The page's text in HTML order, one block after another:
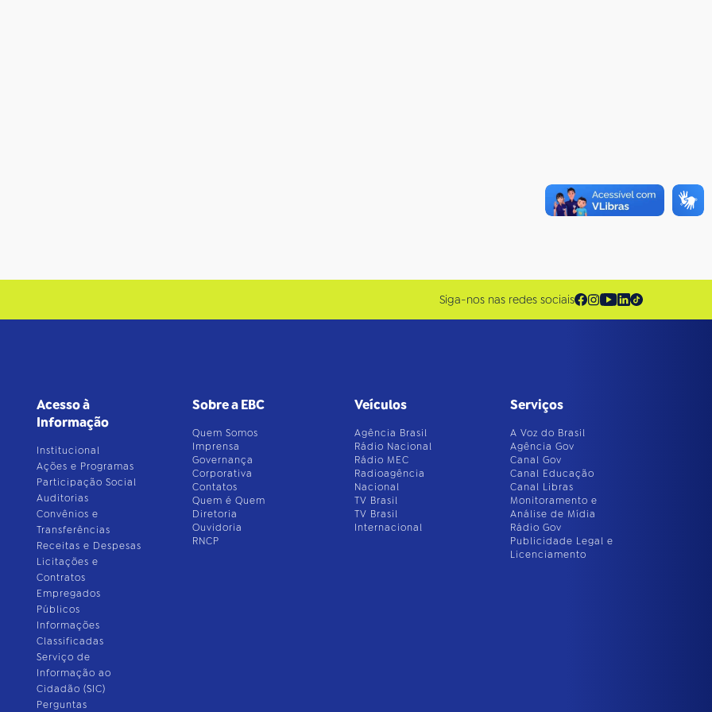
Siga-nos nas redes sociais
Acesso à
Informação
Institucional
Ações e Programas
Participação Social
Auditorias
Convênios e
Transferências
Receitas e Despesas
Licitações e
Contratos
Empregados
Públicos
Informações
Classificadas
Serviço de
Informação ao
Cidadão (SIC)
Perguntas
Sobre a EBC
Quem Somos
Imprensa
Governança
Corporativa
Contatos
Quem é Quem
Diretoria
Ouvidoria
RNCP
Veículos
Agência Brasil
Rádio Nacional
Rádio MEC
Radioagência
Nacional
TV Brasil
TV Brasil
Internacional
Serviços
A Voz do Brasil
Agência Gov
Canal Gov
Canal Educação
Canal Libras
Monitoramento e
Análise de Mídia
Rádio Gov
Publicidade Legal e
Licenciamento